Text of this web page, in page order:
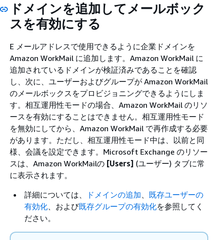
ドメインを追加してメールボック
スを有効にする
E メールアドレスで使用できるように企業ドメインを
Amazon WorkMail に追加します。Amazon WorkMail に
追加されているドメインが検証済みであることを確認
し、次に、ユーザーおよびグループが Amazon WorkMail
のメールボックスをプロビジョニングできるようにしま
す。相互運用性モードの場合、Amazon WorkMail のリソ
ースを有効にすることはできません。相互運用性モード
を無効にしてから、Amazon WorkMail で再作成する必要
があります。ただし、相互運用性モード中は、以前と同
様、会議を設定できます。Microsoft Exchange のリソー
スは、Amazon WorkMailの [Users] (ユーザー) タブに常
に表示されます。
詳細については、
ドメインの追加、 既存ユーザーの
有効化、および既存グループの有効化を参照してく
ださい。